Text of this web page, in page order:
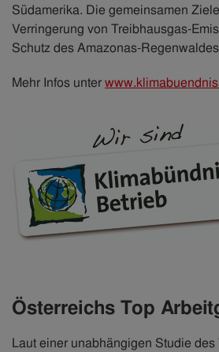
Südamerika. Die gemeinsamen
Verringerung von Treibhausgas-
Schutz des Amazonas-
Mehr Infos unter
Österreichs Top
Laut einer unabhängigen Studie